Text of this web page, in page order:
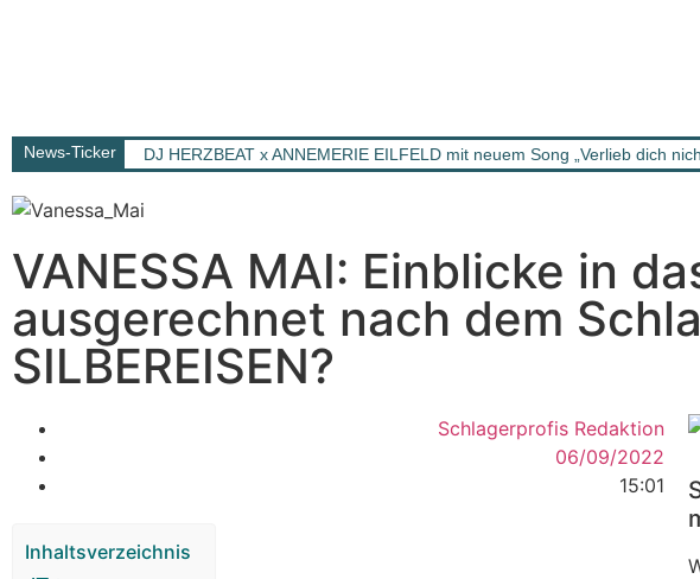
News-Ticker DJ HERZBEAT x ANNEMERIE EILFELD mit neuem Song „Verlieb dich
VANESSA MAI: Einblicke in
ausgerechnet nach dem
SILBEREISEN?
Schlagerprofis Redaktion
06/09/2022
15:01
Inhaltsverzeichnis